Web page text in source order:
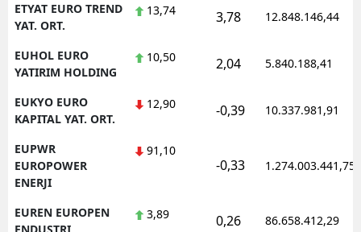
ETYAT EURO TREND
YAT. ORT.
13,74 3,78 12.848.146,44
EUHOL EURO
YATIRIM HOLDING
10,50 2,04 5.840.188,41
EUKYO EURO
KAPITAL YAT. ORT.
12,90 -0,39 10.337.981,91
EUPWR
EUROPOWER
ENERJI
91,10
-0,33 1.274.003.441,75
EUREN EUROPEN
3,89 0,26 86.658.412,29